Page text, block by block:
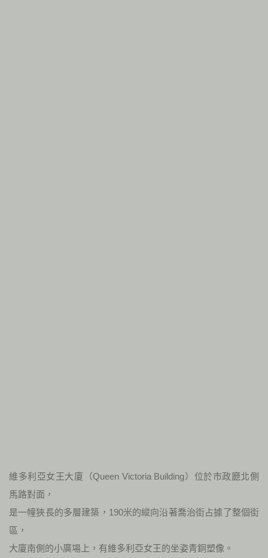
維多利亞女王大廈（Queen Victoria Building）位於市政廳北側
馬路對面，
是一幢狹長的多層建築，190米的縱向沿著喬治街占據了整個街
區，
大廈南側的小廣場上，有維多利亞女王的坐姿青銅塑像。